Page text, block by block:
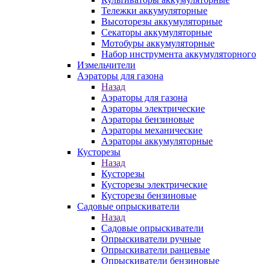
Тележки аккумуляторные
Высоторезы аккумуляторные
Секаторы аккумуляторные
Мотобуры аккумуляторные
Набор инструмента аккумуляторного
Измельчители
Аэраторы для газона
Назад
Аэраторы для газона
Аэраторы электрические
Аэраторы бензиновые
Аэраторы механические
Аэраторы аккумуляторные
Кусторезы
Назад
Кусторезы
Кусторезы электрические
Кусторезы бензиновые
Садовые опрыскиватели
Назад
Садовые опрыскиватели
Опрыскиватели ручные
Опрыскиватели ранцевые
Опрыскиватели бензиновые